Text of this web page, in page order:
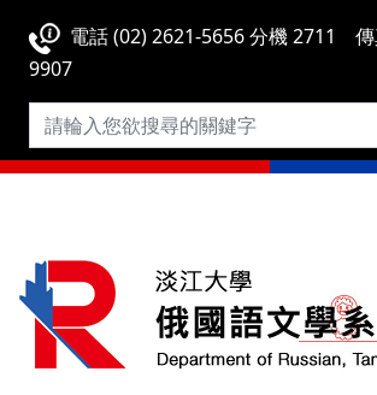
電話 (02) 2621-5656 分機 2711
9907